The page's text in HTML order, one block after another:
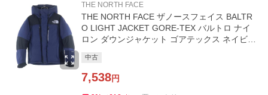
THE NORTH FACE
THE NORTH FACE ザノースフェイス BALTR
O LIGHT JACKET GORE-TEX バルトロ ナイ
ロン ダウンジャケット ゴアテックス ネイビー
中古
7,538円